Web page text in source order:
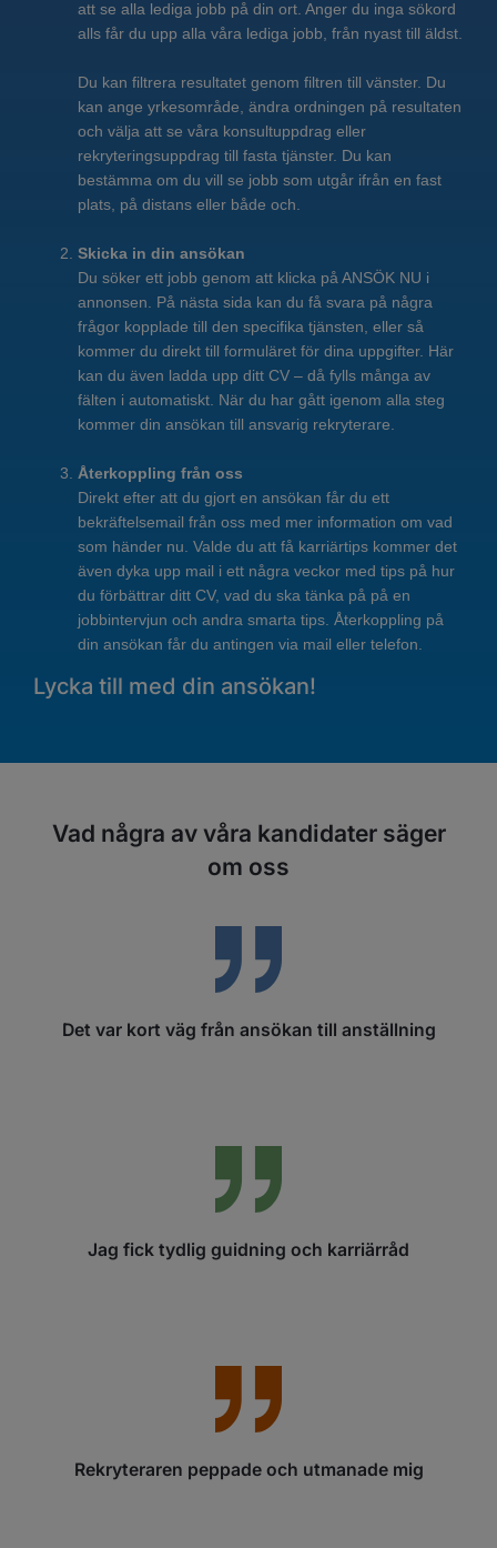
att se alla lediga jobb på din ort. Anger du inga sökord
alls får du upp alla våra lediga jobb, från nyast till äldst.
Du kan filtrera resultatet genom filtren till vänster. Du
kan ange yrkesområde, ändra ordningen på resultaten
och välja att se våra konsultuppdrag eller
rekryteringsuppdrag till fasta tjänster. Du kan
bestämma om du vill se jobb som utgår ifrån en fast
plats, på distans eller både och.
Skicka in din ansökan
Du söker ett jobb genom att klicka på ANSÖK NU i
annonsen. På nästa sida kan du få svara på några
frågor kopplade till den specifika tjänsten, eller så
kommer du direkt till formuläret för dina uppgifter. Här
kan du även ladda upp ditt CV – då fylls många av
fälten i automatiskt. När du har gått igenom alla steg
kommer din ansökan till ansvarig rekryterare.
Återkoppling från oss
Direkt efter att du gjort en ansökan får du ett
bekräftelsemail från oss med mer information om vad
som händer nu. Valde du att få karriärtips kommer det
även dyka upp mail i ett några veckor med tips på hur
du förbättrar ditt CV, vad du ska tänka på på en
jobbintervjun och andra smarta tips. Återkoppling på
din ansökan får du antingen via mail eller telefon.
Lycka till med din ansökan!
Vad några av våra kandidater säger
om oss
Det var kort väg från ansökan till anställning
Jag fick tydlig guidning och karriärråd
Rekryteraren peppade och utmanade mig